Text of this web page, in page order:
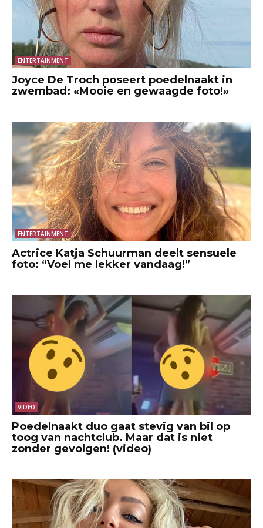
ENTERTAINMENT
Joyce De Troch poseert poedelnaakt in
zwembad: «Mooie en gewaagde foto!»
ENTERTAINMENT
Actrice Katja Schuurman deelt sensuele
foto: “Voel me lekker vandaag!”
VIDEO
Poedelnaakt duo gaat stevig van bil op
toog van nachtclub. Maar dat is niet
zonder gevolgen! (video)